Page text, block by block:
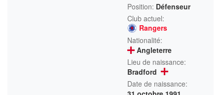
Position: Défenseur
Club actuel:
Rangers
Nationalité:
Angleterre
Lieu de naissance:
Bradford
Date de naissance: